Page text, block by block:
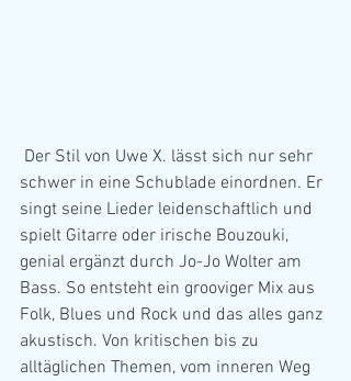
schwer in eine Schublade einordnen. Er
singt seine Lieder leidenschaftlich und
spielt Gitarre oder irische Bouzouki,
genial ergänzt durch Jo-Jo Wolter am
Bass. So entsteht ein grooviger Mix aus
Folk, Blues und Rock und das alles ganz
akustisch. Von kritischen bis zu
alltäglichen Themen, vom inneren Weg